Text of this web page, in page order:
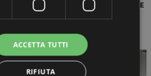
fino a mm 1000-1600 PREZZO A PARTIRE
di trasporto (montaggio ed iva
VISIONA »
ACCETTA TUTTI
RIFIUTA